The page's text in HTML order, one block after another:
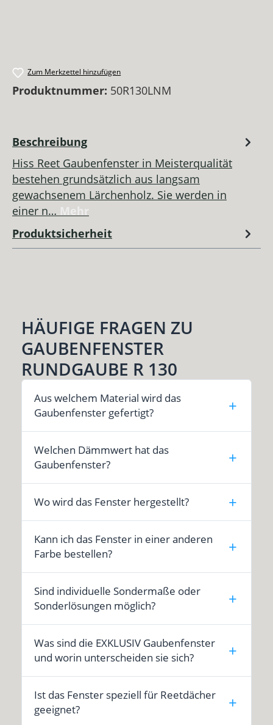
Zum Merkzettel hinzufügen
Produktnummer: 50R130LNM
Beschreibung
Hiss Reet Gaubenfenster in Meisterqualität
bestehen grundsätzlich aus langsam
gewachsenem Lärchenholz. Sie werden in
einer n… Mehr
Produktsicherheit
HÄUFIGE FRAGEN ZU
GAUBENFENSTER
RUNDGAUBE R 130
Aus welchem Material wird das
Gaubenfenster gefertigt?
Welchen Dämmwert hat das
Gaubenfenster?
Wo wird das Fenster hergestellt?
Kann ich das Fenster in einer anderen
Farbe bestellen?
Sind individuelle Sondermaße oder
Sonderlösungen möglich?
Was sind die EXKLUSIV Gaubenfenster
und worin unterscheiden sie sich?
Ist das Fenster speziell für Reetdächer
geeignet?